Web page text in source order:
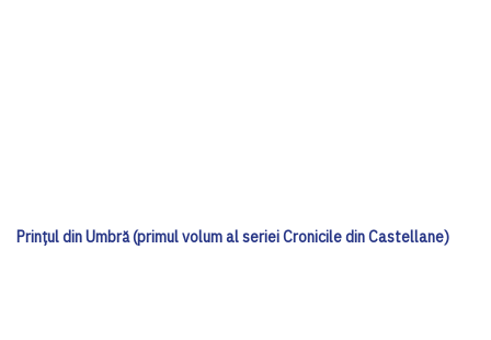
Prințul din Umbră (primul volum al seriei Cronicile din Castellane)